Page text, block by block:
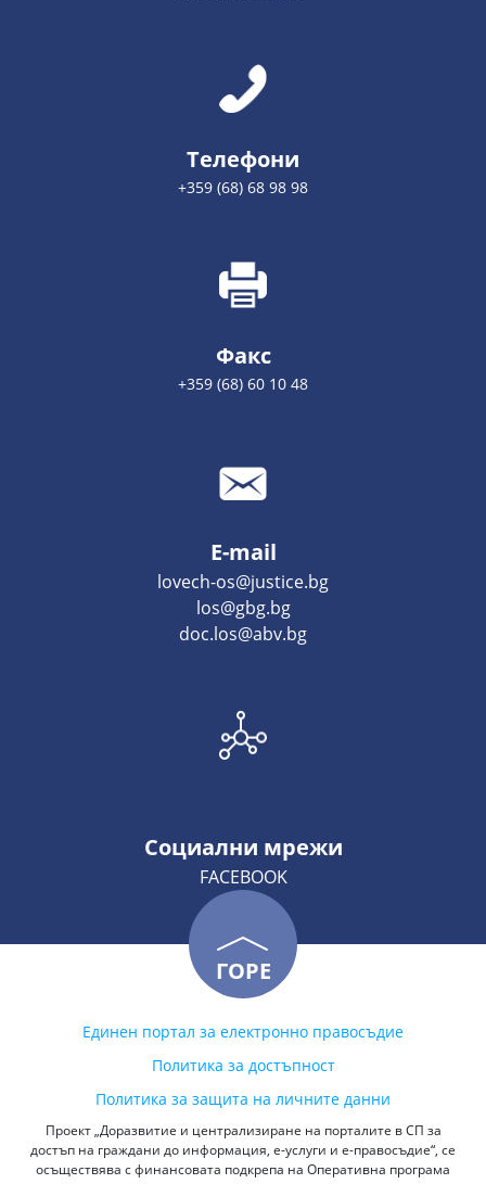
Телефони
+359 (68) 68 98 98
Факс
+359 (68) 60 10 48
E-mail
lovech-os@justice.bg
los@gbg.bg
doc.los@abv.bg
Социални мрежи
FACEBOOK
ГОРЕ
Единен портал за електронно правосъдие
Политика за достъпност
Политика за защита на личните данни
Проект „Доразвитие и централизиране на порталите в СП за
достъп на граждани до информация, е-услуги и е-правосъдие“, се
осъществява с финансовата подкрепа на Оперативна програма